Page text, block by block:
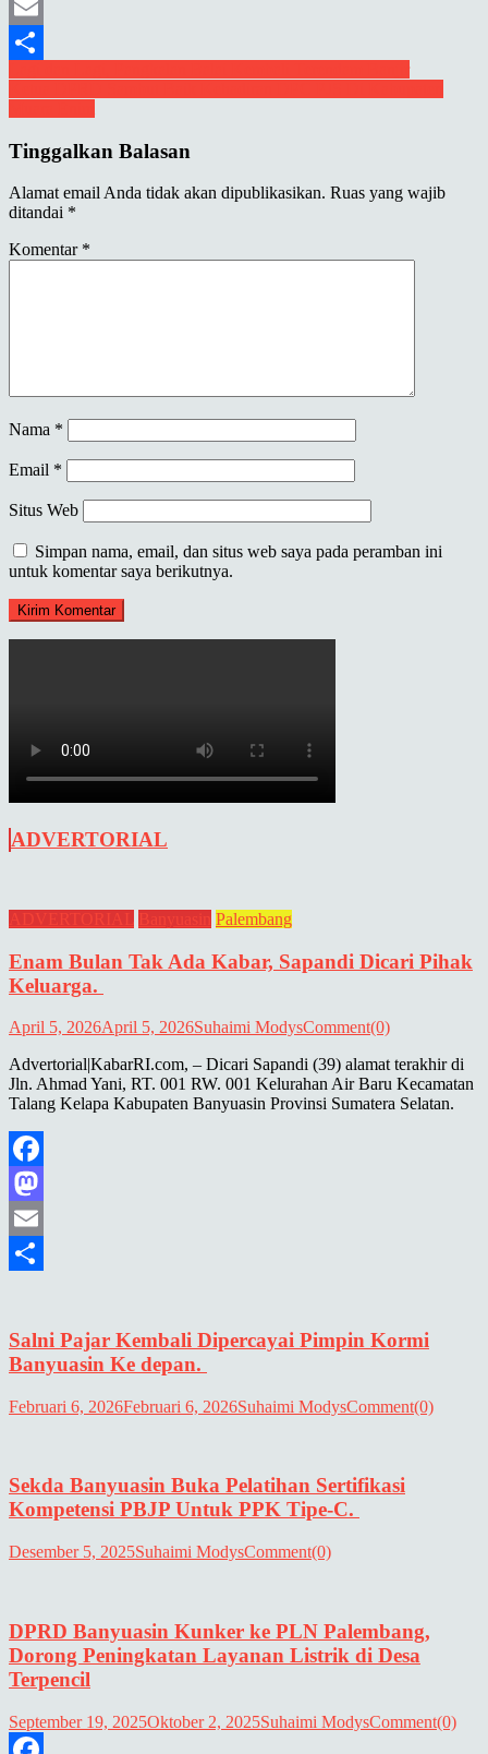
Mastodon
Email
Share
Navigasi
pos
Tinggalkan Balasan
Alamat email Anda tidak akan dipublikasikan. Ruas yang wajib
ditandai *
Komentar *
Nama *
Email *
Situs Web
Simpan nama, email, dan situs web saya pada peramban ini
untuk komentar saya berikutnya.
ADVERTORIAL
ADVERTORIAL Banyuasin Palembang
Enam Bulan Tak Ada Kabar, Sapandi Dicari Pihak
Keluarga.
April 5, 2026April 5, 2026Suhaimi ModysComment(0)
Advertorial|KabarRI.com, – Dicari Sapandi (39) alamat terakhir di
Jln. Ahmad Yani, RT. 001 RW. 001 Kelurahan Air Baru Kecamatan
Talang Kelapa Kabupaten Banyuasin Provinsi Sumatera Selatan.
Facebook
Mastodon
Email
Salni Pajar Kembali Dipercayai Pimpin Kormi
Banyuasin Ke depan.
Februari 6, 2026Februari 6, 2026Suhaimi ModysComment(0)
Sekda Banyuasin Buka Pelatihan Sertifikasi
Kompetensi PBJP Untuk PPK Tipe-C.
Desember 5, 2025Suhaimi ModysComment(0)
DPRD Banyuasin Kunker ke PLN Palembang,
Dorong Peningkatan Layanan Listrik di Desa
Terpencil
September 19, 2025Oktober 2, 2025Suhaimi ModysComment(0)